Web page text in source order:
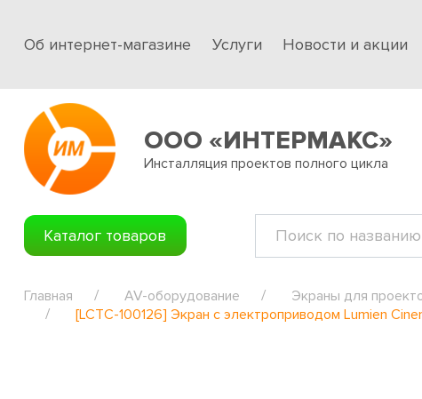
Об интернет-магазине Услуги Новости и акции
ООО «ИНТЕРМАКС»
Инсталляция проектов полного цикла
Каталог товаров
Главная AV-оборудование Экраны для
[LCTC-100126] Экран с электроприводом Lumien